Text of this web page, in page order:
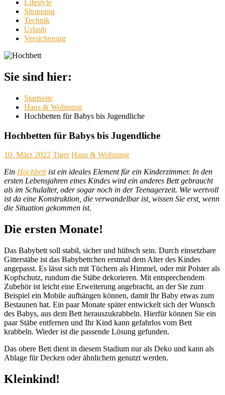
Lifestyle
Shopping
Technik
Urlaub
Versicherung
Sie sind hier:
Startseite
Haus & Wohnung
Hochbetten für Babys bis Jugendliche
Hochbetten für Babys bis Jugendliche
10. März 2022 Tiger Haus & Wohnung
Ein Hochbettist ein ideales Element für ein Kinderzimmer. In den
ersten Lebensjahren eines Kindes wird ein anderes Bett gebraucht
als im Schulalter, oder sogar noch in der Teenagerzeit. Wie wertvoll
ist da eine Konstruktion, die verwandelbar ist, wissen Sie erst, wenn
die Situation gekommen ist.
Die ersten Monate!
Das Babybett soll stabil, sicher und hübsch sein. Durch einsetzbare
Gitterstäbe ist das Babybettchen erstmal dem Alter des Kindes
angepasst. Es lässt sich mit Tüchern als Himmel, oder mit Polster als
Kopfschutz, rundum die Stäbe dekorieren. Mit entsprechendem
Zubehör ist leicht eine Erweiterung angebracht, an der Sie zum
Beispiel ein Mobile aufhängen können, damit Ihr Baby etwas zum
Bestaunen hat. Ein paar Monate später entwickelt sich der Wunsch
des Babys, aus dem Bett herauszukrabbeln. Hierfür können Sie ein
paar Stäbe entfernen und Ihr Kind kann gefahrlos vom Bett
krabbeln. Wieder ist die passende Lösung gefunden.
Das obere Bett dient in diesem Stadium nur als Deko und kann als
Ablage für Decken oder ähnlichem genutzt werden.
Kleinkind!